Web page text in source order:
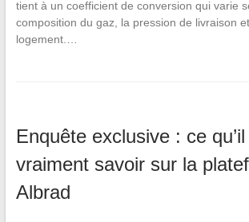
tient à un coefficient de conversion qui varie
composition du gaz, la pression de livraison
logement.…
Enquête exclusive : ce
vraiment savoir sur la
Albrad